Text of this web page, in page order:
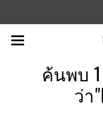
ค้นพบ
ว่า